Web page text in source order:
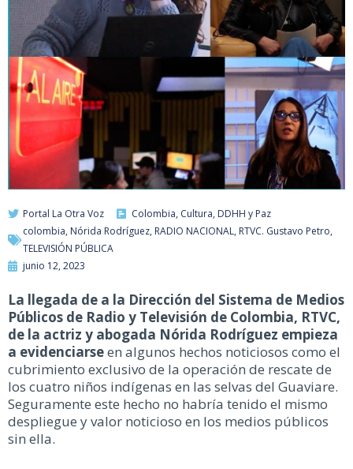
Portal La Otra Voz Colombia, Cultura, DDHH y Paz
colombia, Nórida Rodríguez, RADIO NACIONAL, RTVC. Gustavo Petro,
TELEVISIÓN PÚBLICA
junio 12, 2023
La llegada de a la Dirección del Sistema de Medios
Públicos de Radio y Televisión de Colombia, RTVC,
de la actriz y abogada Nórida Rodríguez empieza
a evidenciarseen algunos hechos noticiosos como el
cubrimiento exclusivo de la operación de rescate de
los cuatro niños indígenas en las selvas del Guaviare.
Seguramente este hecho no habría tenido el mismo
despliegue y valor noticioso en los medios públicos
sin ella.